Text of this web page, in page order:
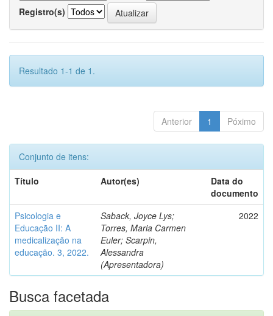
Registro(s)
Resultado 1-1 de 1.
Anterior 1 Póximo
Conjunto de itens:
Título
Autor(es)
Data do
documento
Psicologia e
Educação II: A
medicalização na
educação. 3, 2022.
Saback, Joyce Lys;
Torres, Maria Carmen
Euler; Scarpin,
Alessandra
(Apresentadora)
2022
Busca facetada